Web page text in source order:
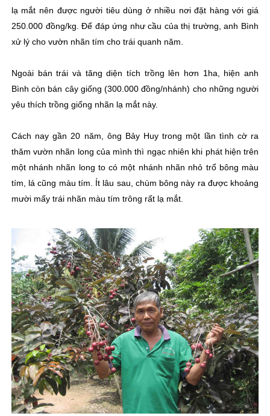
lạ mắt nên được người tiêu dùng ở nhiều nơi đặt hàng với giá
250.000 đồng/kg. Để đáp ứng như cầu của thị trường, anh Bình
xử lý cho vườn nhãn tím cho trái quanh năm.
Ngoài bán trái và tăng diện tích trồng lên hơn 1ha, hiện anh
Bình còn bán cây giống (300.000 đồng/nhánh) cho những người
yêu thích trồng giống nhãn lạ mắt này.
Cách nay gần 20 năm, ông Bảy Huy trong một lần tình cờ ra
thăm vườn nhãn long của mình thì ngạc nhiên khi phát hiện trên
một nhánh nhãn long to có một nhánh nhãn nhỏ trổ bông màu
tím, lá cũng màu tím. Ít lâu sau, chùm bông này ra được khoảng
mười mấy trái nhãn màu tím trông rất lạ mắt.